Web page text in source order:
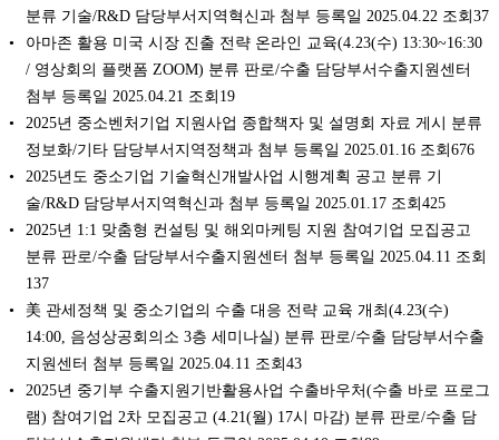
분류 기술/R&D 담당부서지역혁신과 첨부 등록일 2025.04.22 조회37
아마존 활용 미국 시장 진출 전략 온라인 교육(4.23(수) 13:30~16:30
/ 영상회의 플랫폼 ZOOM) 분류 판로/수출 담당부서수출지원센터
첨부 등록일 2025.04.21 조회19
2025년 중소벤처기업 지원사업 종합책자 및 설명회 자료 게시 분류
정보화/기타 담당부서지역정책과 첨부 등록일 2025.01.16 조회676
2025년도 중소기업 기술혁신개발사업 시행계획 공고 분류 기
술/R&D 담당부서지역혁신과 첨부 등록일 2025.01.17 조회425
2025년 1:1 맞춤형 컨설팅 및 해외마케팅 지원 참여기업 모집공고
분류 판로/수출 담당부서수출지원센터 첨부 등록일 2025.04.11 조회
137
美 관세정책 및 중소기업의 수출 대응 전략 교육 개최(4.23(수)
14:00, 음성상공회의소 3층 세미나실) 분류 판로/수출 담당부서수출
지원센터 첨부 등록일 2025.04.11 조회43
2025년 중기부 수출지원기반활용사업 수출바우처(수출 바로 프로그
램) 참여기업 2차 모집공고 (4.21(월) 17시 마감) 분류 판로/수출 담